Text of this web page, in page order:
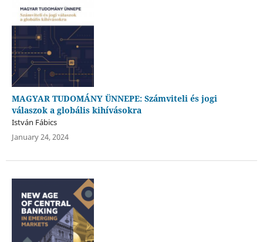
MAGYAR TUDOMÁNY ÜNNEPE: Számviteli és jogi
válaszok a globális kihívásokra
István Fábics
January 24, 2024